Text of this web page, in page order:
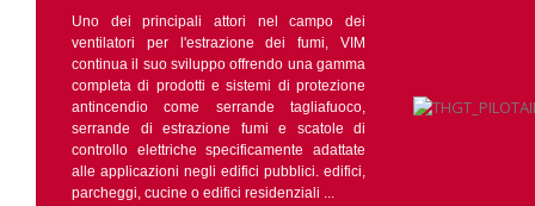
Uno dei principali attori nel campo dei
ventilatori per l'estrazione dei fumi, VIM
continua il suo sviluppo offrendo una gamma
completa di prodotti e sistemi di protezione
antincendio come serrande tagliafuoco,
serrande di estrazione fumi e scatole di
controllo elettriche specificamente adattate
alle applicazioni negli edifici pubblici. edifici,
parcheggi, cucine o edifici residenziali ...